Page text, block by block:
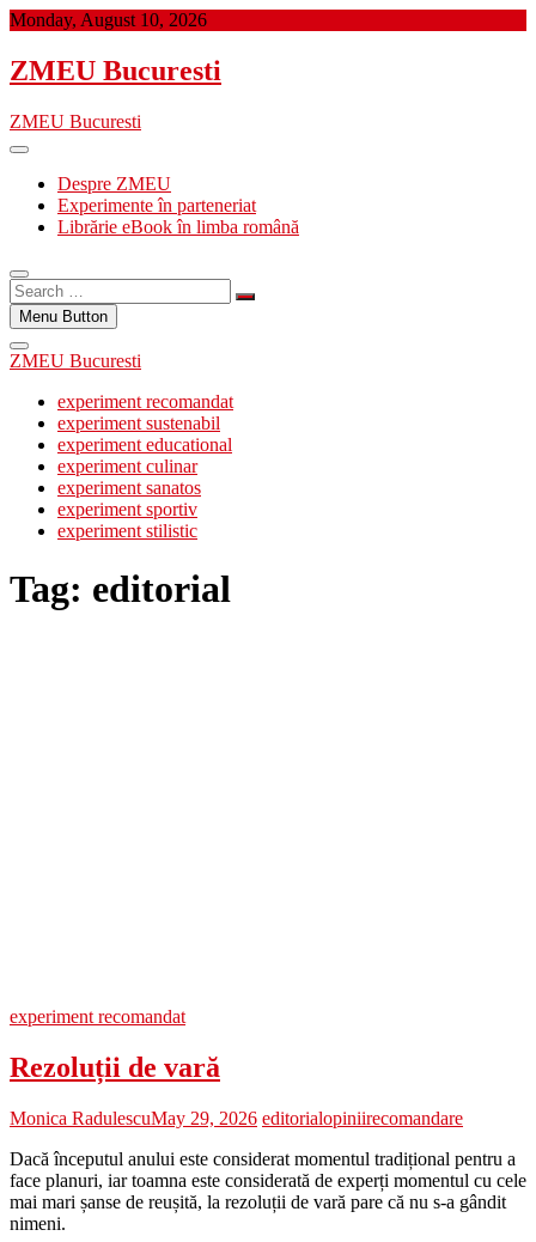
Skip
content
Monday, August 10, 2026
ZMEU Bucuresti
ZMEU Bucuresti
Despre ZMEU
Experimente în parteneriat
Librărie eBook în limba română
Search
…Menu Button
ZMEU Bucuresti
experiment recomandat
experiment sustenabil
experiment educational
experiment culinar
experiment sanatos
experiment sportiv
experiment stilistic
Tag: editorial
experiment recomandat
Rezoluții de vară
Monica RadulescuMay 29, 2026 editorialopiniirecomandare
Dacă începutul anului este considerat momentul tradițional pentru a
face planuri, iar toamna este considerată de experți momentul cu cele
mai mari șanse de reușită, la rezoluții de vară pare că nu s-a gândit
nimeni.